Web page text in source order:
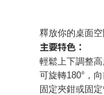
釋放你的桌面
主要特色：
輕鬆上下調整高
可旋轉180° ，
固定夾鉗或固